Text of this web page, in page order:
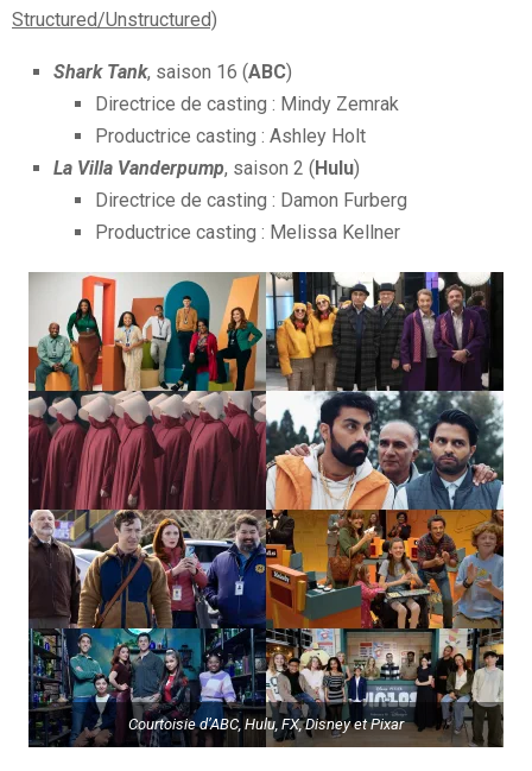
Structured/Unstructured)
Shark Tank, saison 16 (ABC)
Directrice de casting : Mindy Zemrak
Productrice casting : Ashley Holt
La Villa Vanderpump, saison 2 (Hulu)
Directrice de casting : Damon Furberg
Productrice casting : Melissa Kellner
Courtoisie d’ABC, Hulu, FX, Disney et Pixar